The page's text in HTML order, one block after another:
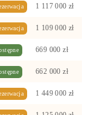
1 117 000 zł
1 109 000 zł
669 000 zł
662 000 zł
1 449 000 zł